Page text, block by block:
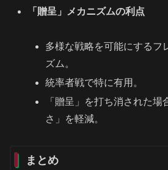
「贈呈」メカニズムの利点
多様な戦略を可能にするフ
ズム。
統率者戦で特に有用。
「贈呈」を打ち消された
さ」を軽減。
まとめ